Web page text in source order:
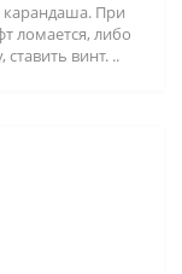
карандаша. При
ломается, либо
ставить винт. ..